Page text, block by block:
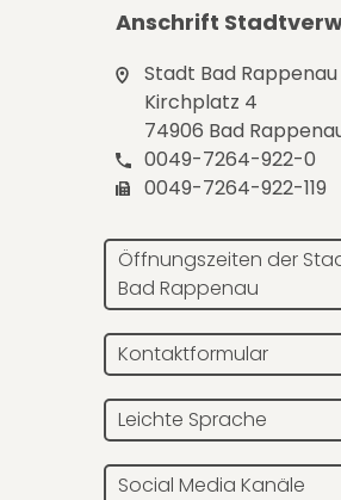
Anschrift
Stadt Bad Rappenau
Kirchplatz 4
74906 Bad
0049-7264-922-0
0049-7264-922-119
Öffnungszeiten der
Bad Rappenau
Kontaktformular
Leichte Sprache
Social Media Kanäle